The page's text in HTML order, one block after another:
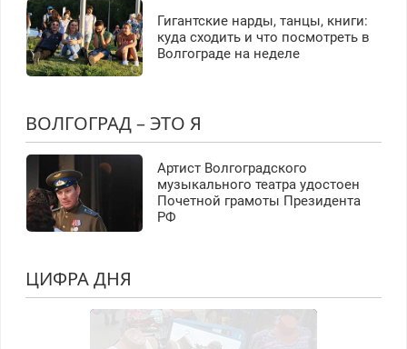
Гигантские нарды, танцы, книги:
куда сходить и что посмотреть в
Волгограде на неделе
ВОЛГОГРАД – ЭТО Я
Артист Волгоградского
музыкального театра удостоен
Почетной грамоты Президента
РФ
ЦИФРА ДНЯ